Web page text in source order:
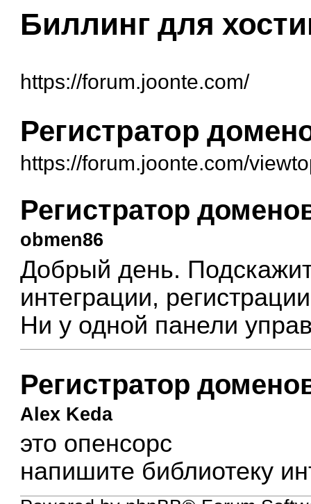
Биллинг для
https://forum.joonte.com/
Регистратор
https://forum.joonte.com/
Регистратор
obmen86
Добрый день.
интеграции,
Ни у одной панели
Регистратор
Alex Keda
это опенсорс
напишите библиотеку